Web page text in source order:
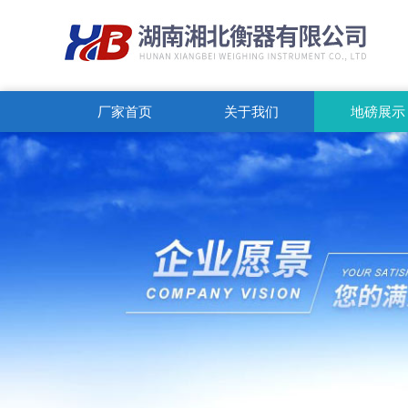
厂家首页 关于我们 地磅展示